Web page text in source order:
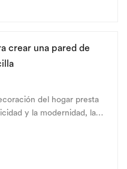
crear una pared de
del hogar presta
y la modernidad, la
material de alto